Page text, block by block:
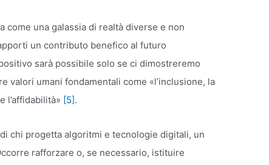
come una galassia di realtà diverse e non
un contributo benefico al futuro
sarà possibile solo se ci dimostreremo
valori umani fondamentali come «l’inclusione, la
l’affidabilità» [5].
chi progetta algoritmi e tecnologie digitali, un
rafforzare o, se necessario, istituire